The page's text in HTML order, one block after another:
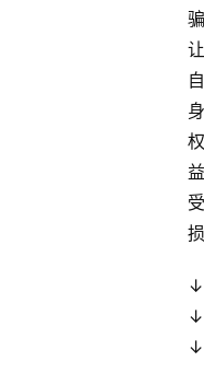
骗
让
自
身
权
益
受
损
↓
↓
↓